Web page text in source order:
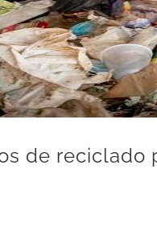
de reciclado